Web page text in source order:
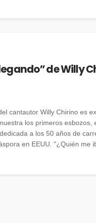
de Willy
cantautor Willy Chirino es
los primeros esbozos,
a los 50 años de
en EEUU. "¿Quién me